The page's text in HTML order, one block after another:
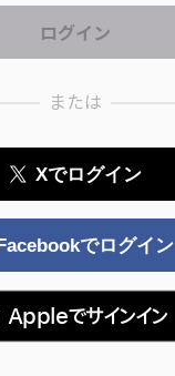
または
Xでログイン
でログイン
でサインイン